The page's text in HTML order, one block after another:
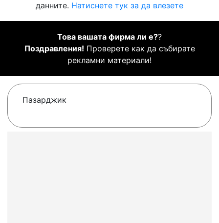
данните. Натиснете тук за да влезете
Това вашата фирма ли е??
Поздравления! Проверете как да събирате
рекламни материали!
Пазарджик